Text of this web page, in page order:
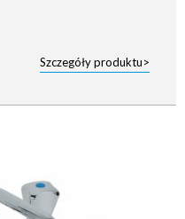
Szczegóły produktu>